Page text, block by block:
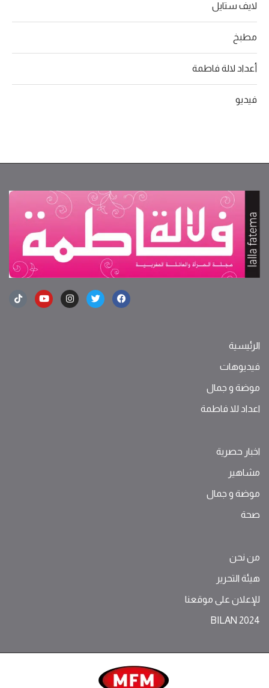
لايف ستايل
مطبخ
أعداد لالة فاطمة
فيديو
الرئيسية
فيديوهات
موضة ‫و‬ ‫‬‫جمال‬
اعداد للا فاطمة
اخبار حصرية
مشاهير
موضة ‫و‬ ‫‬‫جمال‬
صحة
من نحن
هيئة التحرير
للإعلان على موقعنا
BILAN 2024